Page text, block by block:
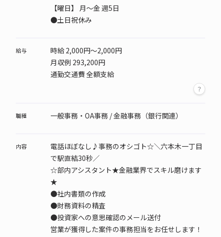
【曜日】
月～金 週5日
●土日祝休み
給与
時給 2,000円～2,000円
月収例 293,200円
通勤交通費 全額支給
職種 一般事務・OA事務 / 金融事務（銀行関連）
内容
電話ほぼなし♪事務のオシゴト☆＼六本木一丁目
で駅直結30秒／
☆部内アシスタント★金融業界でスキル磨けます
★
●社内書類の作成
●財務資料の精査
●投資家への意思確認のメール送付
営業が獲得した案件の事務担当をお任せします！